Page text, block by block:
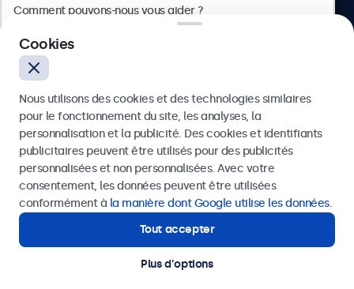
4.8/5 noté par 5000+ entreprises
Français
© 2026 Beetronics
Envoyer
Ou appelez-nous au01 79 97 48 02
Contactez nos spécialistes.
Cookies
Nous utilisons des cookies et des technologies similaires
pour le fonctionnement du site, les analyses, la
personnalisation et la publicité. Des cookies et identifiants
publicitaires peuvent être utilisés pour des publicités
personnalisées et non personnalisées. Avec votre
consentement, les données peuvent être utilisées
conformément à la manière dont Google utilise les données.
Tout accepter
Plus d'options